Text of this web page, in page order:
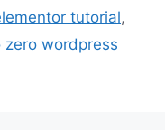
tutorial,
zero wordpress